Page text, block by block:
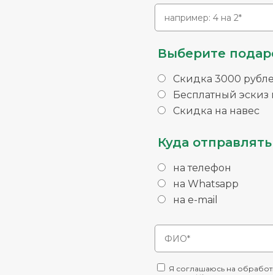
Выберите
Скидка 3000
Бесплатный эскиз
Скидка на навес
Куда
на телефон
на Whatsapp
на e-mail
Я соглашаюсь на